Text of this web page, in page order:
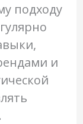
подходу
и